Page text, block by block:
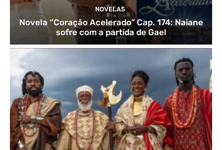
NOVELAS
Novela “Coração Acelerado” Cap. 174: Naiane
sofre com a partida de Gael